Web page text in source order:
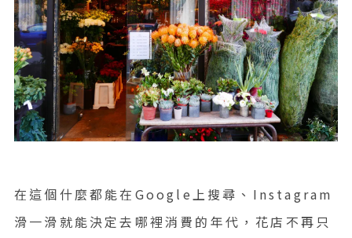
在這個什麼都能在Google上搜尋、Instagram
滑一滑就能決定去哪裡消費的年代，花店不再只